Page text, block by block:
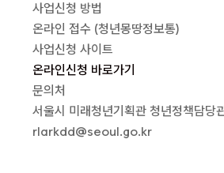
사업신청 방법
온라인 접수 (청년몽땅정보통)
사업신청 사이트
온라인신청 바로가기
문의처
서울시 미래청년기획관 청년정책담
rlarkdd@seoul.go.kr